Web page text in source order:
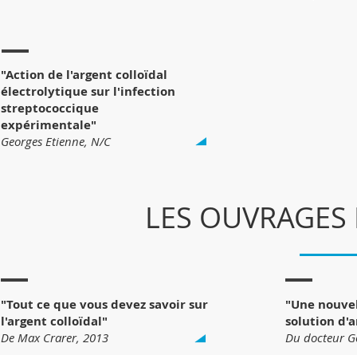
"Action de l'argent colloïdal
électrolytique sur l'infection
streptococcique
expérimentale"
Georges Etienne, N/C
LES
"Tout ce que vous devez savoir sur
l'argent colloïdal"
De Max Crarer, 2013
"Une
solution
Du docteur